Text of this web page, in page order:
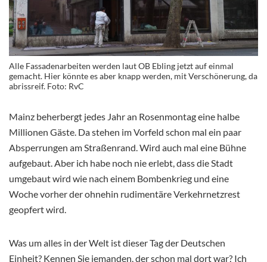
Alle Fassadenarbeiten werden laut OB Ebling jetzt auf einmal
gemacht. Hier könnte es aber knapp werden, mit Verschönerung, da
abrissreif. Foto: RvC
Mainz beherbergt jedes Jahr an Rosenmontag eine halbe
Millionen Gäste. Da stehen im Vorfeld schon mal ein paar
Absperrungen am Straßenrand. Wird auch mal eine Bühne
aufgebaut. Aber ich habe noch nie erlebt, dass die Stadt
umgebaut wird wie nach einem Bombenkrieg und eine
Woche vorher der ohnehin rudimentäre Verkehrnetzrest
geopfert wird.
Was um alles in der Welt ist dieser Tag der Deutschen
Einheit? Kennen Sie jemanden, der schon mal dort war? Ich